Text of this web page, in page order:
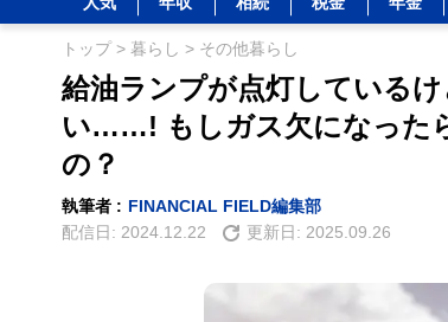
トップ> 暮らし > その他暮らし
給油ランプが点灯している
い……! もしガス欠になった
の？
執筆者 : FINANCIAL FIELD編集部
配信日: 2024.12.22 更新日: 2025.09.26